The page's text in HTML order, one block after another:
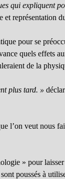
qui expliquent
représentation
pour se
quels effets
de la
plus tard. »
l’on veut nous
» pour
poussés à